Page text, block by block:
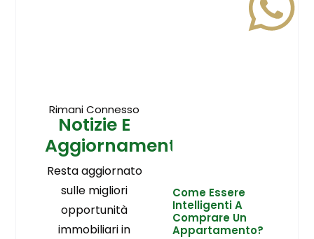
Rimani Connesso
Notizie E
Aggiornamenti
Resta aggiornato
sulle migliori
opportunità
immobiliari in
Come Essere
Intelligenti A
Comprare Un
Appartamento?